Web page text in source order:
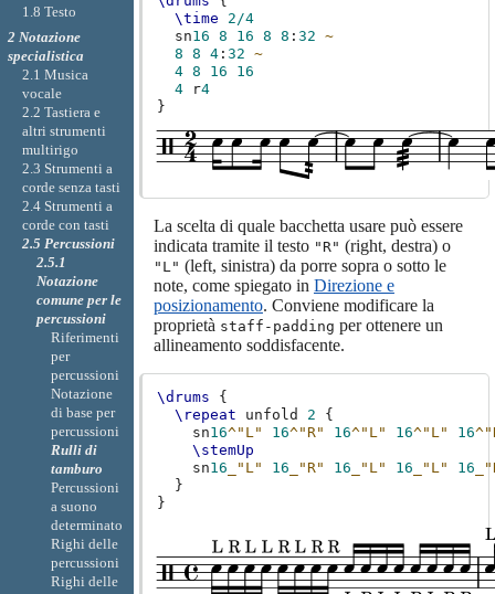
\time
2/4
sn16 8 16 8 8 : 32 ~
8 8 4: 32 ~
4 8 16
16
4
r4
}
La scelta di quale bacchetta usare può essere
indicata tramite il testo "R" (right, destra) o
"L" (left, sinistra) da porre sopra o sotto le
note, come spiegato in Direzione e
posizionamento. Conviene modificare la
proprietà staff-padding per ottenere un
allineamento soddisfacente.
\drums
{
\repeat
unfold 2
{
sn16^"L" 16^"R" 16^"L" 16^"L" 16
\stemUp
sn16 _"L" 16 _"R" 16 _"L" 16 _"L" 16
}
}
1.8 Testo
2 Notazione
specialistica
2.1 Musica
vocale
2.2 Tastiera e
altri strumenti
multirigo
2.3 Strumenti a
corde senza tasti
2.4 Strumenti a
corde con tasti
2.5 Percussioni
2.5.1
Notazione
comune per le
percussioni
Riferimenti
per
percussioni
Notazione
di base per
percussioni
Rulli di
tamburo
Percussioni
a suono
determinato
Righi delle
percussioni
Righi delle